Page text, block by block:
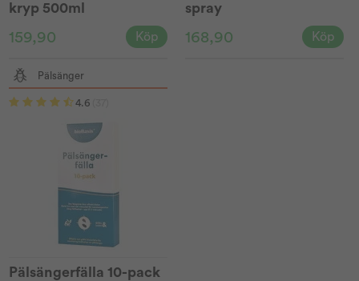
kryp 500ml
159,90 Köp
spray
168,90 Köp
Pälsänger
4.6
Pälsängerfälla 10-pack